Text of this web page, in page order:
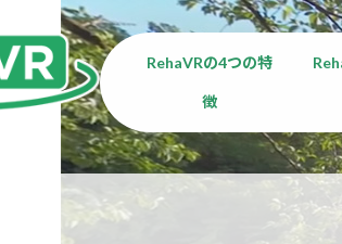
RehaVRの4つの特
徴